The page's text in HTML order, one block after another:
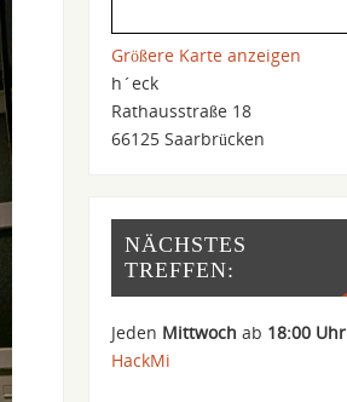
Größere Karte anzeigen
h´eck
Rathausstraße 18
66125 Saarbrücken
NÄCHSTES
TREFFEN:
Jeden Mittwoch ab 18:00 Uhr
HackMi